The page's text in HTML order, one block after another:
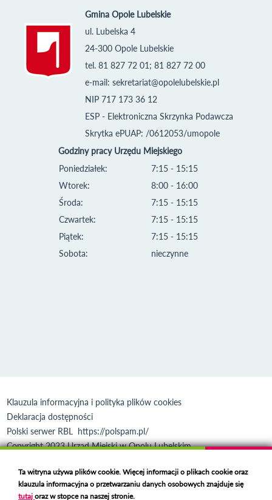
Gmina Opole Lubelskie
ul. Lubelska 4
24-300 Opole Lubelskie
tel. 81 827 72 01; 81 827 72 00
e-mail: sekretariat@opolelubelskie.pl
NIP 717 173 36 12
ESP - Elektroniczna Skrzynka Podawcza
Skrytka ePUAP: /0612053/umopole
Godziny pracy Urzędu Miejskiego
Poniedziałek:
Wtorek:
Środa:
Czwartek:
Piątek:
Sobota:
7:15 - 15:15
8:00 - 16:00
7:15 - 15:15
7:15 - 15:15
7:15 - 15:15
nieczynne
Klauzula informacyjna i polityka plików cookies
Deklaracja dostępności
Polski serwer RBL https://polspam.pl/
Copyright 2023 Urząd Miejski w Opolu Lubelskim
Ta witryna używa plików cookie. Więcej informacji o plikach cookie oraz
klauzula informacyjna o przetwarzaniu danych osobowych znajduje się
tutajoraz w stopce na naszej stronie.